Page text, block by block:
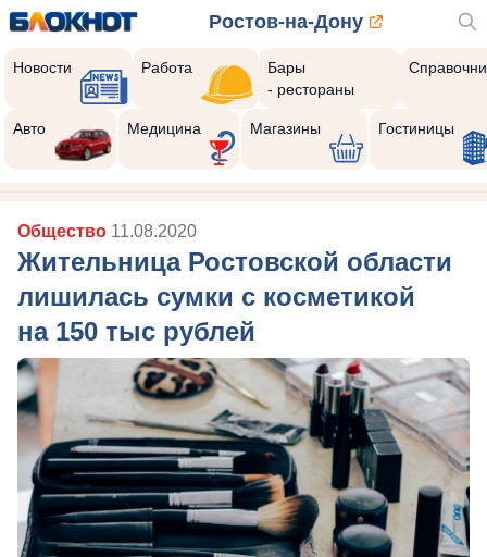
Ростов-на-Дону
Новости Работа
Бары
- рестораны
Авто Медицина Магазины Гостиницы
Общество 11.08.2020
Жительница Ростовской области
лишилась сумки с косметикой
на 150 тыс рублей